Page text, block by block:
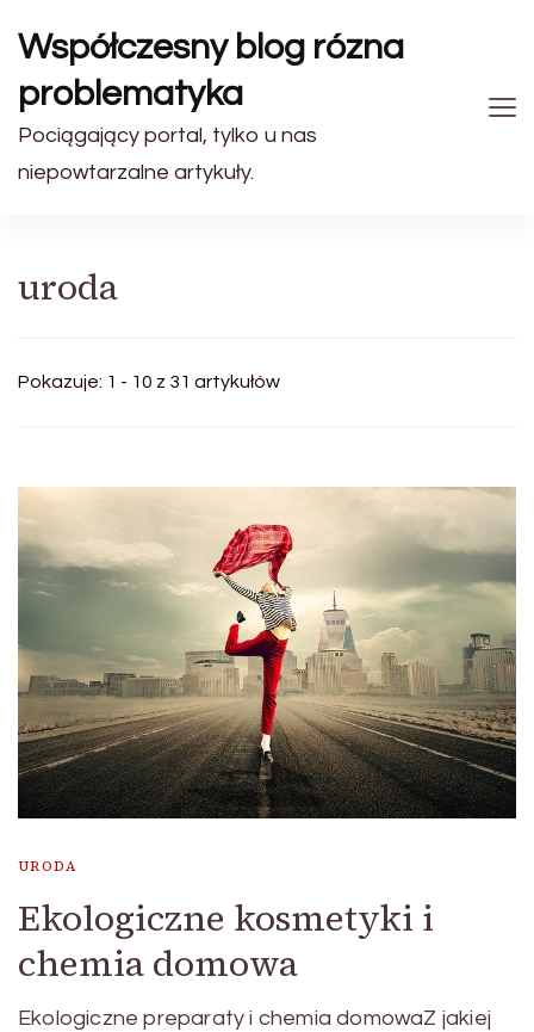
Współczesny blog rózna
problematyka
Pociągający portal, tylko u nas
niepowtarzalne artykuły.
uroda
Pokazuje: 1 - 10 z 31 artykułów
URODA
Ekologiczne kosmetyki i
chemia domowa
Ekologiczne preparaty i chemia domowaZ jakiej